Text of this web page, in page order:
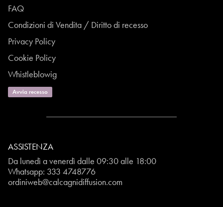
FAQ
Condizioni di Vendita / Diritto di recesso
Privacy Policy
Cookie Policy
Whistleblowig
Avvia recesso
ASSISTENZA
Da lunedì a venerdì dalle 09:30 alle 18:00
Whatsapp: 333 4748776
ordiniweb@calcagnidiffusion.com